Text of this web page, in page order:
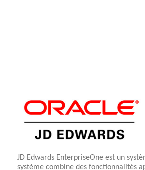
JD Edwards EnterpriseOne est un
système combine des fonctionnalités